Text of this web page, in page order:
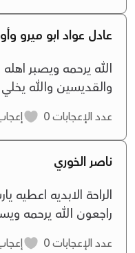
عادل عواد ابو ميرو
الله يرحمه ويصبر اهله
والقديسين والله
عدد الإعجابات
ناصر الخوري
الراحة الابديه اعطيه
راجعون الله يرحمه
عدد الإعجابات